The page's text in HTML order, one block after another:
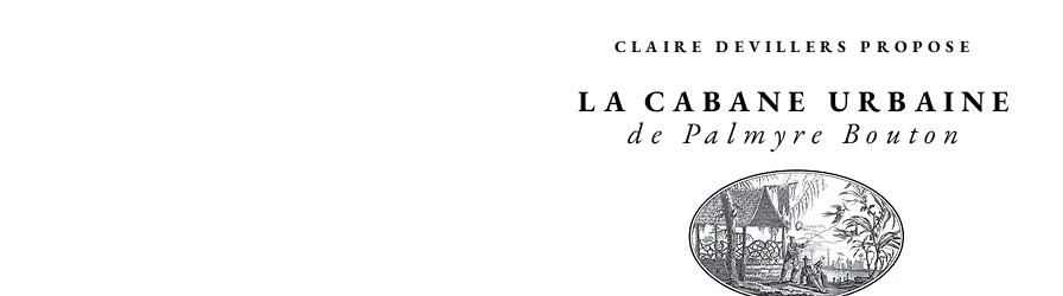
CLAIRE DEVILLERS PROPOSE
LA CABANE URBAINE
de Palmyre Bouton